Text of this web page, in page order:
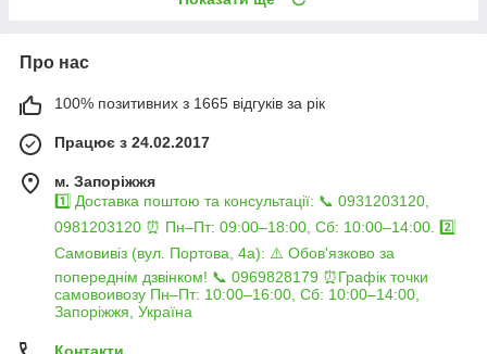
Про нас
100% позитивних з 1665 відгуків за рік
Працює з 24.02.2017
м. Запоріжжя
1️⃣ Доставка поштою та консультації: 📞 0931203120,
0981203120 ⏰ Пн–Пт: 09:00–18:00, Сб: 10:00–14:00. 2️⃣
Самовивіз (вул. Портова, 4а): ⚠️ Обов'язково за
попереднім дзвінком! 📞 0969828179 ⏰Графік точки
самовоивозу Пн–Пт: 10:00–16:00, Сб: 10:00–14:00,
Запоріжжя, Україна
Контакти